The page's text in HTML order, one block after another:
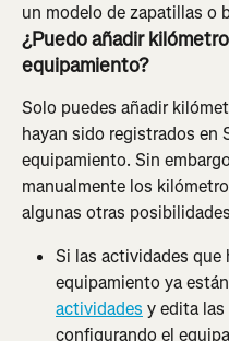
un modelo de zapatillas o
¿Puedo añadir
equipamiento?
Solo puedes añadir
hayan sido registrados en
equipamiento. Sin
manualmente los
algunas otras
Si las actividades que
equipamiento ya
actividades y edita
configurando el